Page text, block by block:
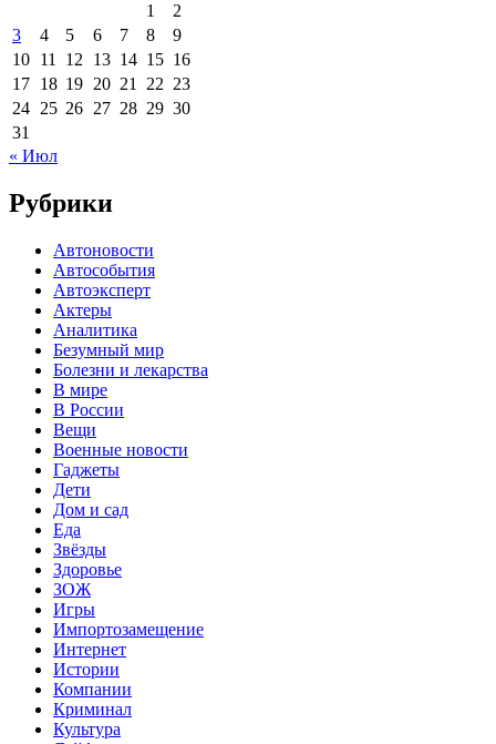
1
2
3
4 5 6 7 8
9
10 11 12 13 14 15 16
17 18 19 20 21 22 23
24 25 26 27 28 29 30
31
« Июл
Рубрики
Автоновости
Автособытия
Автоэксперт
Актеры
Аналитика
Безумный мир
Болезни и лекарства
В мире
В России
Вещи
Военные новости
Гаджеты
Дети
Дом и сад
Еда
Звёзды
Здоровье
ЗОЖ
Игры
Импортозамещение
Интернет
Истории
Компании
Криминал
Культура